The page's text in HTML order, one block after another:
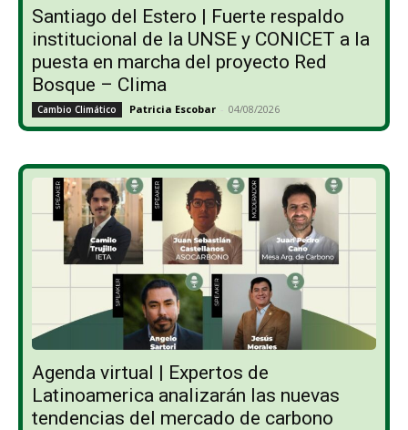
Santiago del Estero | Fuerte respaldo
institucional de la UNSE y CONICET a la
puesta en marcha del proyecto Red
Bosque – Clima
Cambio Climático Patricia Escobar - 04/08/2026
Agenda virtual | Expertos de
Latinoamerica analizarán las nuevas
tendencias del mercado de carbono